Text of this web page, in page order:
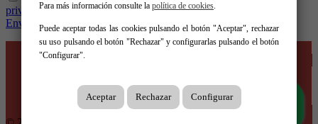
privacidad
Enviar
Inicio
Venta Alquiler
Para más información consulte la política de cookies.
Puede aceptar todas las cookies pulsando el botón "Aceptar", rechazar
su uso pulsando el botón "Rechazar" y configurarlas pulsando el botón
"Configurar".
Aceptar Rechazar Configurar